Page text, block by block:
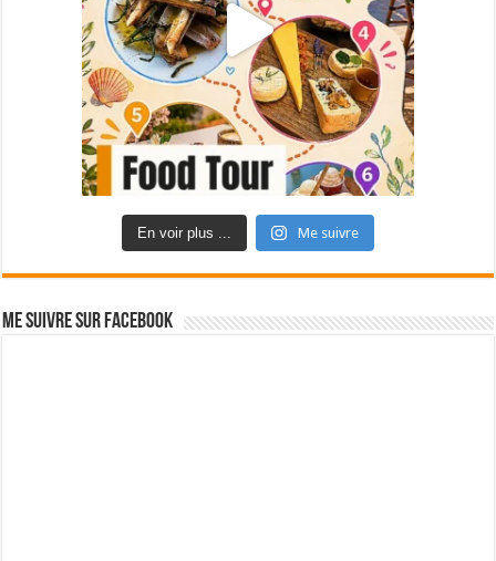
En voir plus ... Me suivre
Me suivre sur Facebook